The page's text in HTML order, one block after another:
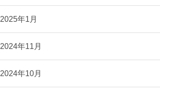
2025年1月
2024年11月
2024年10月